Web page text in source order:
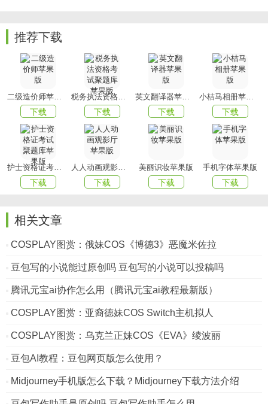
推荐下载
二级造价师苹果版
下载
税务执法资格考试聚题库苹果版
下载
英文翻译器苹果版
下载
小桔马相册苹果版
下载
护士资格证考试聚题库苹果版
下载
人人动画观影厅苹果版
下载
美丽识妆苹果版
下载
手机字体苹果版
下载
相关文章
COSPLAY图赏：俄妹COS《博德3》恶魔米佐拉
豆包写的小说能过原创吗 豆包写的小说可以投稿吗
腾讯元宝ai协作怎么用（腾讯元宝ai教程最新版）
COSPLAY图赏：亚裔德妹COS Switch主机拟人
COSPLAY图赏：乌克兰正妹COS《EVA》绫波丽
豆包AI教程：豆包网页版怎么使用？
Midjourney手机版怎么下载？Midjourney下载方法介绍